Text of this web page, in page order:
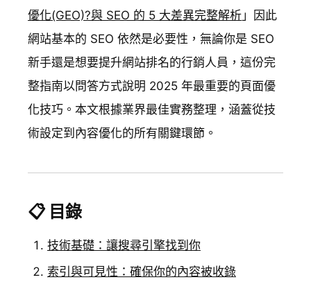
優化(GEO)?與 SEO 的 5 大差異完整解析 」因此
網站基本的 SEO 依然是必要性，無論你是 SEO
新手還是想要提升網站排名的行銷人員，這份完
整指南以問答方式說明 2025 年最重要的頁面優
化技巧。本文根據業界最佳實務整理，涵蓋從技
術設定到內容優化的所有關鍵環節。
📋 目錄
技術基礎：讓搜尋引擎找到你
索引與可見性：確保你的內容被收錄